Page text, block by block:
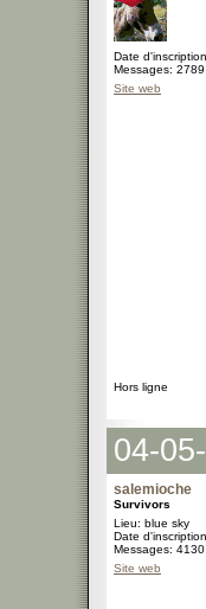
Date
Messages: 2789
Site web
Hors ligne
04-
salemioche
Survivors
Lieu: blue sky
Date
Messages: 4130
Site web